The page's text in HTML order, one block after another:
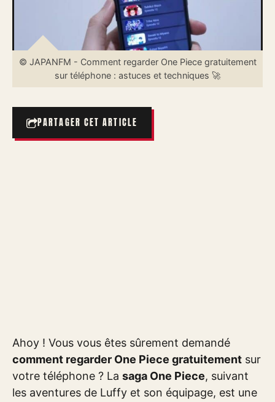
© JAPANFM - Comment regarder One Piece gratuitement
sur téléphone : astuces et techniques 🚀
PARTAGER CET ARTICLE
Ahoy ! Vous vous êtes sûrement demandé
comment regarder One Piece gratuitement sur
votre téléphone ? La saga One Piece, suivant
les aventures de Luffy et son équipage, est une